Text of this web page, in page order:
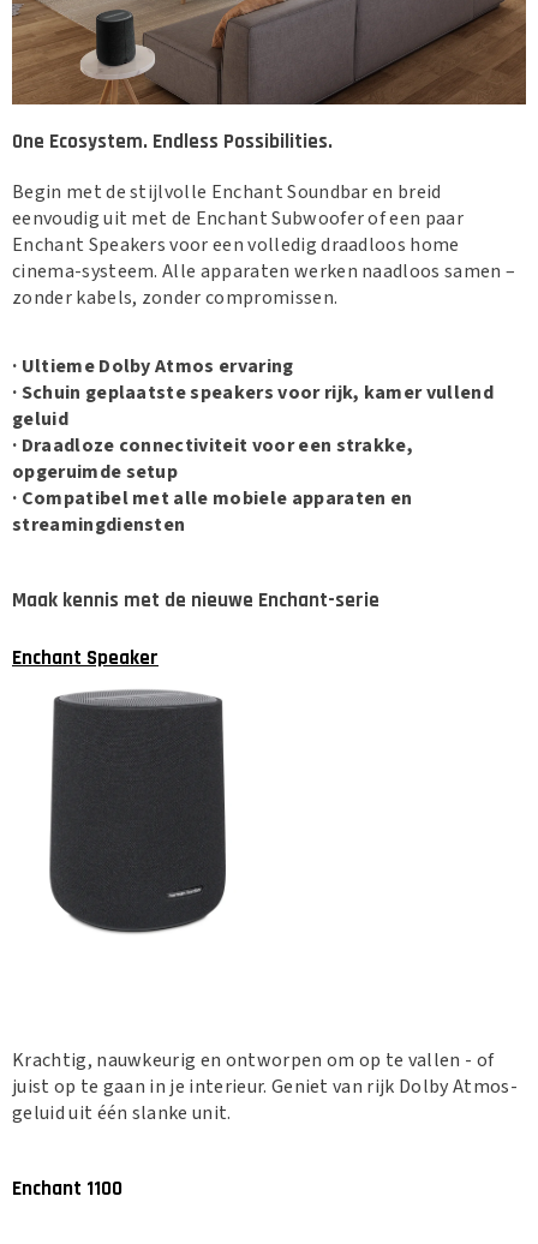
One Ecosystem. Endless Possibilities.
Begin met de stijlvolle Enchant Soundbar en breid
eenvoudig uit met de Enchant Subwoofer of een paar
Enchant Speakers voor een volledig draadloos home
cinema-systeem. Alle apparaten werken naadloos samen –
zonder kabels, zonder compromissen.
· Ultieme Dolby Atmos ervaring
· Schuin geplaatste speakers voor rijk, kamer vullend
geluid
· Draadloze connectiviteit voor een strakke,
opgeruimde setup
· Compatibel met alle mobiele apparaten en
streamingdiensten
Maak kennis met de nieuwe Enchant-serie
Enchant Speaker
Krachtig, nauwkeurig en ontworpen om op te vallen - of
juist op te gaan in je interieur. Geniet van rijk Dolby Atmos-
geluid uit één slanke unit.
Enchant 1100